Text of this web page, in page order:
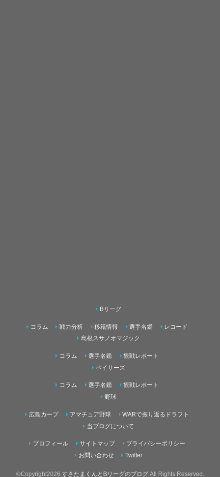
Bリーグ
コラム 戦力分析 移籍情報 選手名鑑
レコード
島根スサノオマジック
コラム 選手名鑑
観戦レポート
ペイサーズ
コラム 選手名鑑
観戦レポート
野球
広島カープ アマチュア野球
WARで振り返るドラフト
当ブログについて
プロフィール サイトマップ
プライバシーポリシー
お問い合わせ
Twitter
©Copyright2026 すさたまくんとBリーグのブログ.All Rights Reserved.